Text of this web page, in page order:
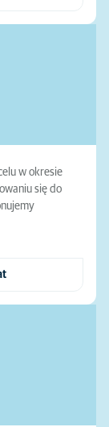
w okresie
się do